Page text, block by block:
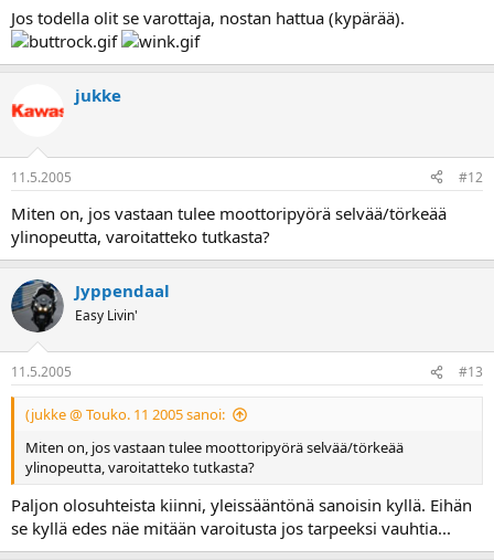
Jos todella olit se varottaja, nostan hattua (kypärää).
jukke
11.5.2005 #12
Miten on, jos vastaan tulee moottoripyörä selvää/törkeää
ylinopeutta, varoitatteko tutkasta?
Jyppendaal
Easy Livin'
11.5.2005 #13
(jukke @ Touko. 11 2005 sanoi:
Miten on, jos vastaan tulee moottoripyörä selvää/törkeää
ylinopeutta, varoitatteko tutkasta?
Paljon olosuhteista kiinni, yleissääntönä sanoisin kyllä. Eihän
se kyllä edes näe mitään varoitusta jos tarpeeksi vauhtia...